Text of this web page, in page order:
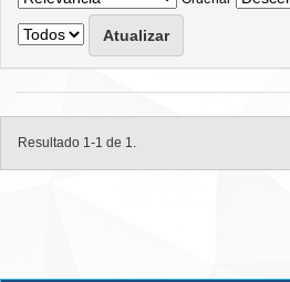
Resultado 1-1 de 1.